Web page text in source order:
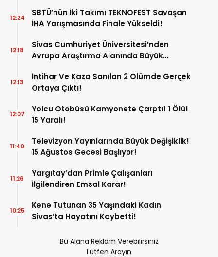
SBTÜ’nün İki Takımı TEKNOFEST Savaşan
İHA Yarışmasında Finale Yükseldi!
12:24
Sivas Cumhuriyet Üniversitesi’nden
Avrupa Araştırma Alanında Büyük
12:18
İntihar Ve Kaza Sanılan 2 Ölümde Gerçek
Ortaya Çıktı!
12:13
Yolcu Otobüsü Kamyonete Çarptı! 1 Ölü!
15 Yaralı!
12:07
Televizyon Yayınlarında Büyük Değişiklik!
15 Ağustos Gecesi Başlıyor!
11:40
Yargıtay’dan Primle Çalışanları
İlgilendiren Emsal Karar!
11:26
Kene Tutunan 35 Yaşındaki Kadın
Sivas’ta Hayatını Kaybetti!
10:25
Bu Alana Reklam Verebilirsiniz
Lütfen Arayın